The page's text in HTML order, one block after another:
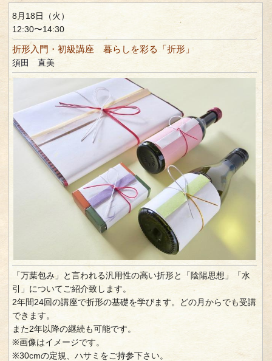
8月18日（火）
12:30〜14:30
折形入門・初級講座 暮らしを彩る「折形」
須田 直美
「万葉包み」と言われる汎用性の高い折形と「陰陽思想」「水
引」についてご紹介致します。
2年間24回の講座で折形の基礎を学びます。どの月からでも受講
できます。
また2年以降の継続も可能です。
※画像はイメージです。
※30cmの定規、ハサミをご持参下さい。